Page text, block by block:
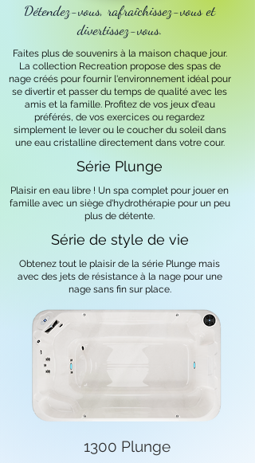
Détendez-vous, rafraîchissez-vous et
divertissez-vous.
Faites plus de souvenirs à la maison chaque jour.
La collection Recreation propose des spas de
nage créés pour fournir l'environnement idéal pour
se divertir et passer du temps de qualité avec les
amis et la famille. Profitez de vos jeux d'eau
préférés, de vos exercices ou regardez
simplement le lever ou le coucher du soleil dans
une eau cristalline directement dans votre cour.
Série Plunge
Plaisir en eau libre ! Un spa complet pour jouer en
famille avec un siège d'hydrothérapie pour un peu
plus de détente.
Série de style de vie
Obtenez tout le plaisir de la série Plunge mais
avec des jets de résistance à la nage pour une
nage sans fin sur place.
1300 Plunge